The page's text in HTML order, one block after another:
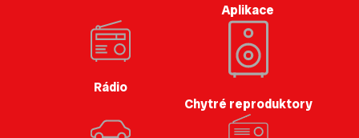
Aplikace
Rádio
Chytré reproduktory